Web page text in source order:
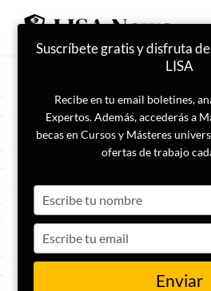
Suscríbete gratis y disfruta
LISA
Recibe en tu email boletines,
Expertos. Además, accederás a
becas en Cursos y Másteres
ofertas de trabajo
your
name
your
email
Enviar